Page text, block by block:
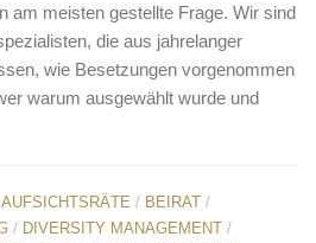
am meisten gestellte Frage. Wir sind
die aus jahrelanger
wie Besetzungen vorgenommen
warum ausgewählt wurde und
AUFSICHTSRÄTE / BEIRAT /
/ DIVERSITY MANAGEMENT /